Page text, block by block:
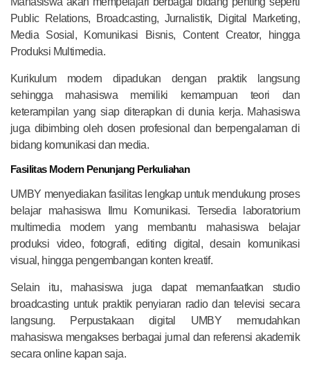
Public Relations, Broadcasting, Jurnalistik, Digital Marketing,
Media Sosial, Komunikasi Bisnis, Content Creator, hingga
Produksi Multimedia.
Kurikulum modern dipadukan dengan praktik langsung
sehingga mahasiswa memiliki kemampuan teori dan
keterampilan yang siap diterapkan di dunia kerja. Mahasiswa
juga dibimbing oleh dosen profesional dan berpengalaman di
bidang komunikasi dan media.
Fasilitas Modern Penunjang Perkuliahan
UMBY menyediakan fasilitas lengkap untuk mendukung proses
belajar mahasiswa Ilmu Komunikasi. Tersedia laboratorium
multimedia modern yang membantu mahasiswa belajar
produksi video, fotografi, editing digital, desain komunikasi
visual, hingga pengembangan konten kreatif.
Selain itu, mahasiswa juga dapat memanfaatkan studio
broadcasting untuk praktik penyiaran radio dan televisi secara
langsung. Perpustakaan digital UMBY memudahkan
mahasiswa mengakses berbagai jurnal dan referensi akademik
secara online kapan saja.